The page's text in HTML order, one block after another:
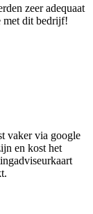
zeer adequaat
met dit bedrijf!
vaker via google
en kost het